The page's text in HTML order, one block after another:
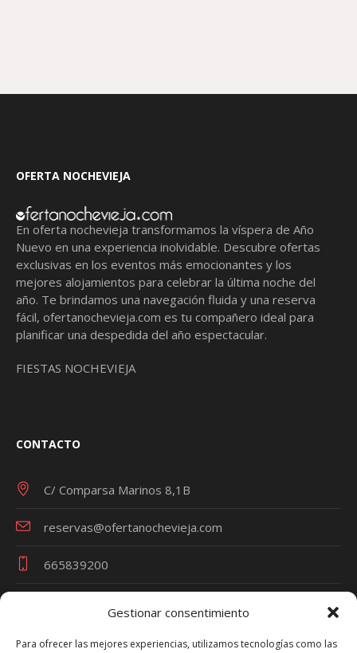
Gestionar consentimiento
Para ofrecer las mejores experiencias, utilizamos tecnologías como las
OFERTA NOCHEVIEJA
En oferta nochevieja transformamos la víspera de Año
Nuevo en una experiencia inolvidable. Descubre ofertas
exclusivas en los eventos más emocionantes y los
mejores alojamientos para celebrar la última noche del
año. Te brindamos una navegación fluida y una reserva
fácil,ofertanochevieja.com es tu compañero ideal para
planificar una despedida del año espectacular.
FIESTAS NOCHEVIEJA
CONTACTO
C/ Comparsa Marinos 8,1B
reservas@ofertanochevieja.com
665839200
Términos y Condiciones